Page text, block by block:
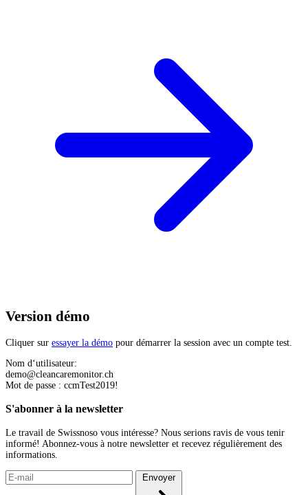
Version démo
Cliquer sur essayer la démo pour démarrer la session avec un compte test.
Nom d‘utilisateur:
demo@cleancaremonitor.ch
Mot de passe : ccmTest2019!
S'abonner à la newsletter
Le travail de Swissnoso vous intéresse? Nous serions ravis de vous tenir
informé! Abonnez-vous à notre newsletter et recevez régulièrement des
informations.
Envoyer